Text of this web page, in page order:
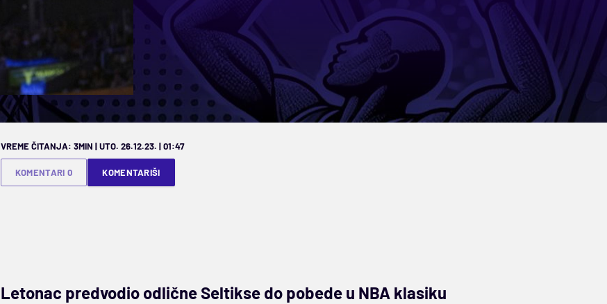
VREME ČITANJA: 3MIN | UTO. 26.12.23. | 01:47
KOMENTARI 0 KOMENTARIŠI
Letonac predvodio odlične Seltikse do pobede u NBA klasiku